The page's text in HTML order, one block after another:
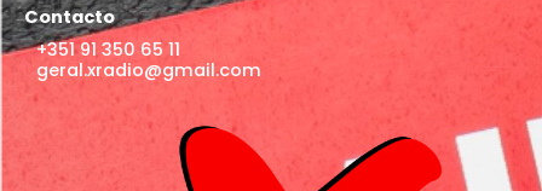
Contacto
+351 91 350 65 11
geral.xradio@gmail.com